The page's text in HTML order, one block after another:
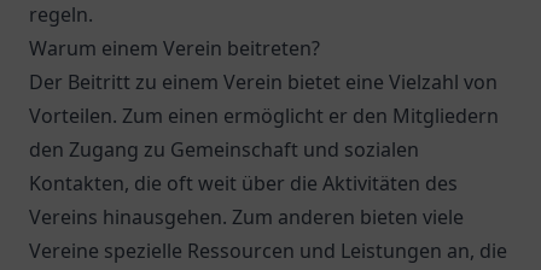
regeln.
Warum einem Verein beitreten?
Der Beitritt zu einem Verein bietet eine Vielzahl von
Vorteilen. Zum einen ermöglicht er den Mitgliedern
den Zugang zu Gemeinschaft und sozialen
Kontakten, die oft weit über die Aktivitäten des
Vereins hinausgehen. Zum anderen bieten viele
Vereine spezielle Ressourcen und Leistungen an, die